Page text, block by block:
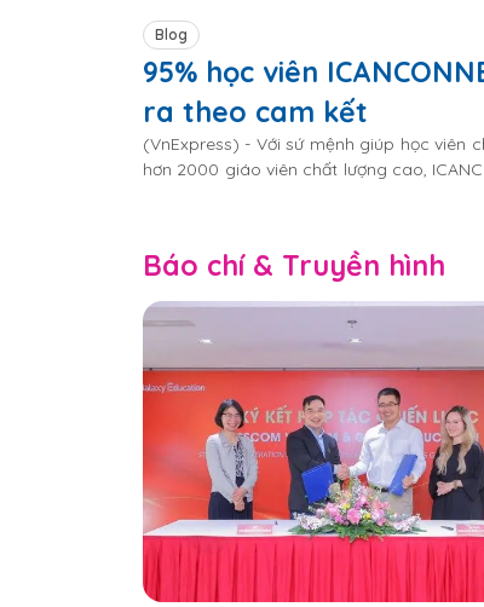
Blog
95% học viên
ra theo cam kết
(VnExpress) - Với sứ mệnh giúp học viên
hơn 2000 giáo viên chất lượng cao,
Báo chí & Truyền hình